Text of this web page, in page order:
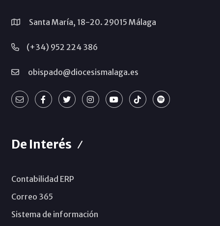
Santa María, 18-20. 29015 Málaga
(+34) 952 224 386
obispado@diocesismalaga.es
De Interés
Contabilidad ERP
Correo 365
Sistema de información